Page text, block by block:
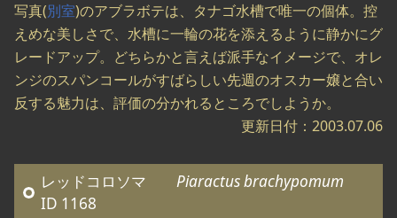
写真(別室)のアブラボテは、タナゴ水槽で唯一の個体。控
えめな美しさで、水槽に一輪の花を添えるように静かにグ
レードアップ。どちらかと言えば派手なイメージで、オレ
ンジのスパンコールがすばらしい先週のオスカー嬢と合い
反する魅力は、評価の分かれるところでしようか。
更新日付：2003.07.06
レッドコロソマ Piaractus brachypomum
ID 1168